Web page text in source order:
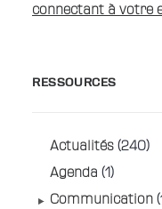
connectant à votre
RESSOURCES
Actualités (240)
Agenda (1)
Communication